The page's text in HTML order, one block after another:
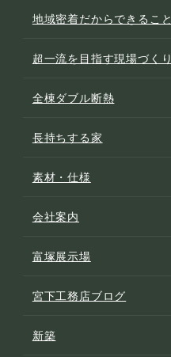
地域密着だからできること
超一流を目指す現場づくり
全棟ダブル断熱
長持ちする家
素材・仕様
会社案内
富塚展示場
宮下工務店ブログ
新築